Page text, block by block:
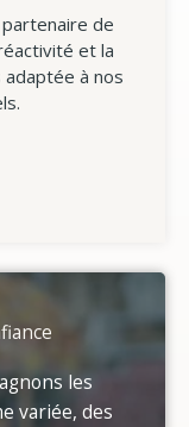
de
et la
à nos
les
variée, des